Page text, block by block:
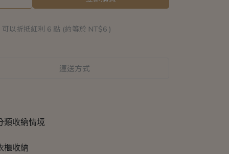
以折抵紅利 6 點 (約等於 NT$6 )
運送方式